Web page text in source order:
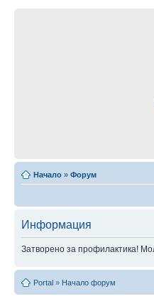
Начало » Форум
Информация
Затворено за профилактика!
Portal » Начало форум